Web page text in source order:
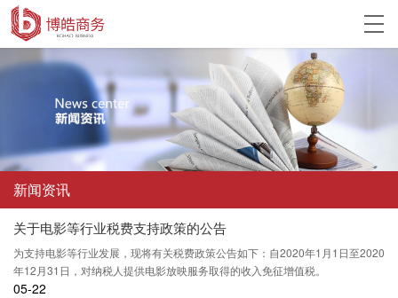
新闻资讯
关于电影等行业税费支持政策的公告
为支持电影等行业发展，现将有关税费政策公告如下：自2020年1月1日至2020
年12月31日，对纳税人提供电影放映服务取得的收入免征增值税。
05-22